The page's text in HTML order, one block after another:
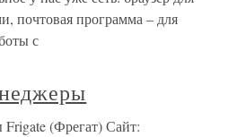
почтовая программа – для
с
(Фрегат) Сайт: